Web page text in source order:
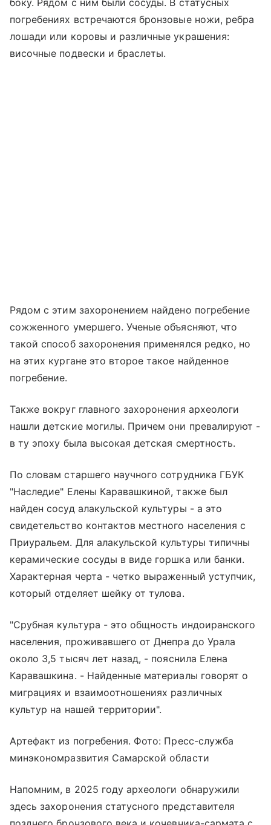
боку. Рядом с ним были сосуды. В статусных
погребениях встречаются бронзовые ножи, ребра
лошади или коровы и различные украшения:
височные подвески и браслеты.
Рядом с этим захоронением найдено погребение
сожженного умершего. Ученые объясняют, что
такой способ захоронения применялся редко, но
на этих кургане это второе такое найденное
погребение.
Также вокруг главного захоронения археологи
нашли детские могилы. Причем они превалируют -
в ту эпоху была высокая детская смертность.
По словам старшего научного сотрудника ГБУК
"Наследие" Елены Каравашкиной, также был
найден сосуд алакульской культуры - а это
свидетельство контактов местного населения с
Приуральем. Для алакульской культуры типичны
керамические сосуды в виде горшка или банки.
Характерная черта - четко выраженный уступчик,
который отделяет шейку от тулова.
"Срубная культура - это общность индоиранского
населения, проживавшего от Днепра до Урала
около 3,5 тысяч лет назад, - пояснила Елена
Каравашкина. - Найденные материалы говорят о
миграциях и взаимоотношениях различных
культур на нашей территории".
Артефакт из погребения. Фото: Пресс-служба
минэкономразвития Самарской области
Напомним, в 2025 году археологи обнаружили
здесь захоронения статусного представителя